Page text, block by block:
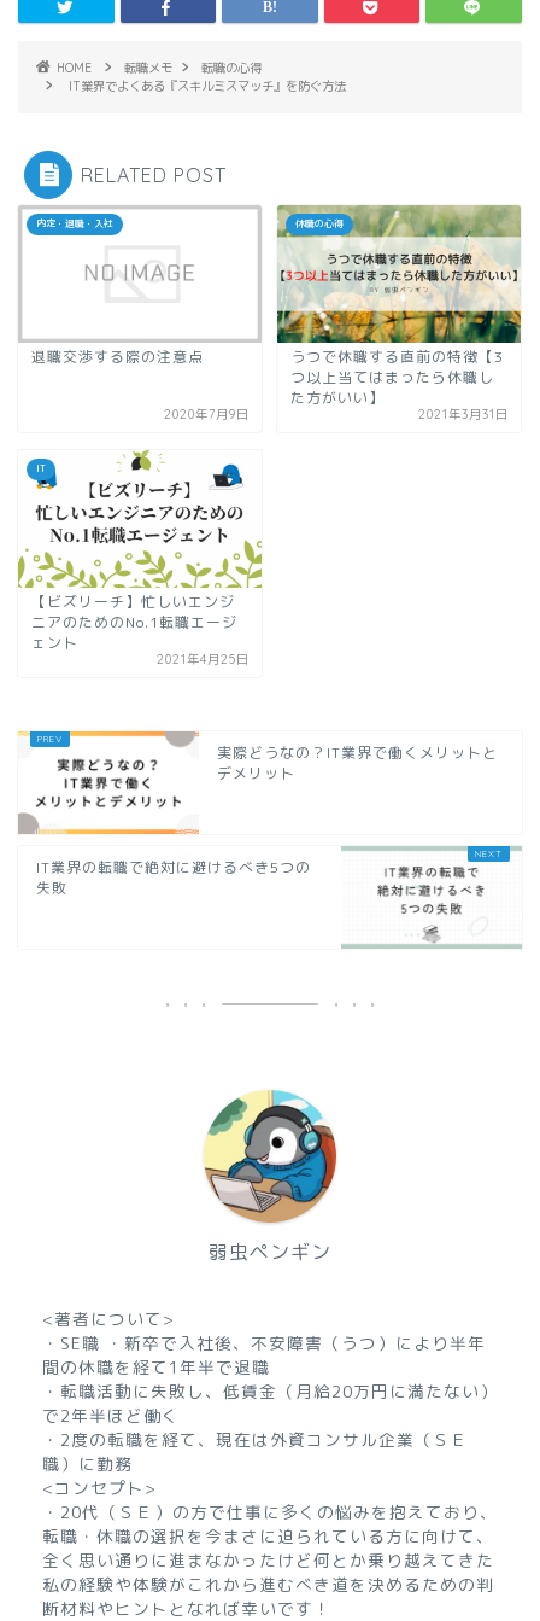
HOME 転職メモ
転職の心得
IT業界でよくある『スキルミスマッチ』を防ぐ方法
RELATED POST
内定・退職・入社
退職交渉する際の注意点
2020年7月9日
休職の心得
うつで休職する直前の特徴【3
つ以上当てはまったら休職し
た方がいい】
2021年3月31日
IT
【ビズリーチ】忙しいエンジ
ニアのためのNo.1転職エージ
ェント
2021年4月25日
実際どうなの？IT業界で働くメリットと
デメリット
IT業界の転職で絶対に避けるべき5つの
失敗
弱虫ペンギン
<著者について>
・SE職 ・新卒で入社後、不安障害（うつ）により半年
間の休職を経て1年半で退職
・転職活動に失敗し、低賃金（月給20万円に満たない）
で2年半ほど働く
・2度の転職を経て、現在は外資コンサル企業（ＳＥ
職）に勤務
<コンセプト>
・20代（ＳＥ）の方で仕事に多くの悩みを抱えており、
転職・休職の選択を今まさに迫られている方に向けて、
全く思い通りに進まなかったけど何とか乗り越えてきた
私の経験や体験がこれから進むべき道を決めるための判
断材料やヒントとなれば幸いです！